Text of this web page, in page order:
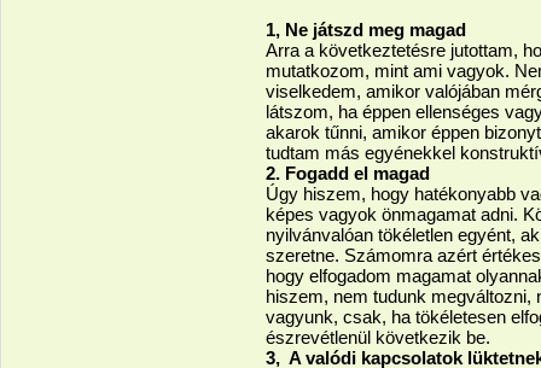
1, Ne játszd meg magad
Arra a következtetésre jutottam,
mutatkozom, mint ami vagyok.
viselkedem, amikor valójában
látszom, ha éppen ellenséges
akarok tűnni, amikor éppen
tudtam más egyénekkel
2. Fogadd el magad
Úgy hiszem, hogy hatékonyabb
képes vagyok önmagamat adni.
nyilvánvalóan tökéletlen egyént,
szeretne. Számomra azért
hogy elfogadom magamat
hiszem, nem tudunk megváltozni,
vagyunk, csak, ha tökéletesen
észrevétlenül következik be.
3, A valódi kapcsolatok